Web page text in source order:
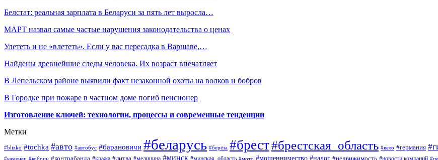
Белстат: реальная зарплата в Беларуси за пять лет выросла…
МАРТ назвал самые частые нарушения законодательства о ценах
Улететь и не «влететь». Если у вас пересадка в Варшаве,…
Найдены древнейшие следы человека. Их возраст впечатляет
В Лепельском районе выявили факт незаконной охоты на волков и бобров
В Городке при пожаре в частном доме погиб пенсионер
Изготовление ключей: технологии, процессы и современные тенденции
Метки
#blizko #tochka #авто #автобус #барановичи #беларусь #берёза #брест#брестская_область #вело #германия
#каменец #кобрин #контрабанда #кража #литва #медицина #минск #минская_область #мото #мошенничество #налог #недвижимость #новости компаний